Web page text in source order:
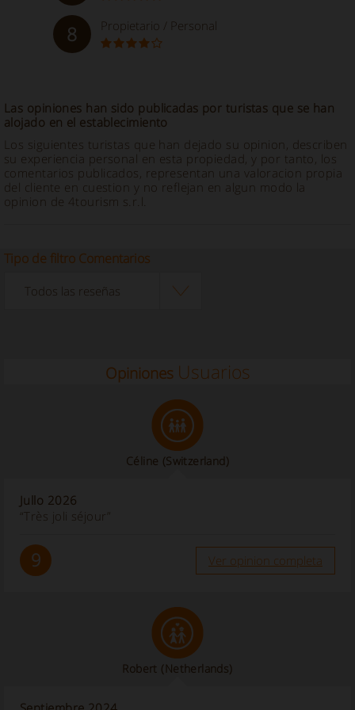
8 Propietario / Personal
Las opiniones han sido publicadas por turistas que se han
alojado en el establecimiento
Los siguientes turistas que han dejado su opinion, describen
su experiencia personal en esta propiedad, y por tanto, los
comentarios publicados, representan una valoracion propia
del cliente en cuestion y no reflejan en algun modo la
opinion de 4tourism s.r.l.
Tipo de filtro Comentarios
Opiniones Usuarios
Céline (Switzerland)
Jullo 2026
“Très joli séjour”
9 Ver opinion completa
Robert (Netherlands)